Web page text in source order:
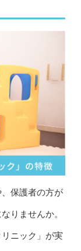
保護者の方が
りませんか。
ニック」が実